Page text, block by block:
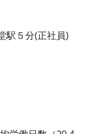
駅５分(正社員)